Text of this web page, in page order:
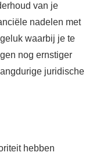
van je
nadelen met
waarbij je te
nog ernstiger
juridische
hebben